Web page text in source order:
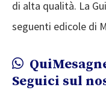
di alta qualità. La
seguenti edicole di
Seguici sul